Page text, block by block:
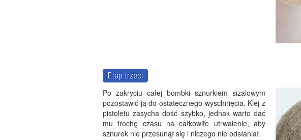
Etap trzeci
Po zakryciu całej bombki sznurkiem sizalowym
pozostawić ją do ostatecznego wyschnięcia. Klej z
pistoletu zasycha dość szybko, jednak warto dać
mu trochę czasu na całkowite utrwalenie, aby
sznurek nie przesunął się i niczego nie odsłaniał.